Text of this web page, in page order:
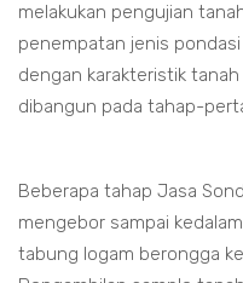
melakukan pengujian
penempatan jenis
dengan karakteristik
dibangun pada tahap-
Beberapa tahap Jasa
mengebor sampai
tabung logam berongga